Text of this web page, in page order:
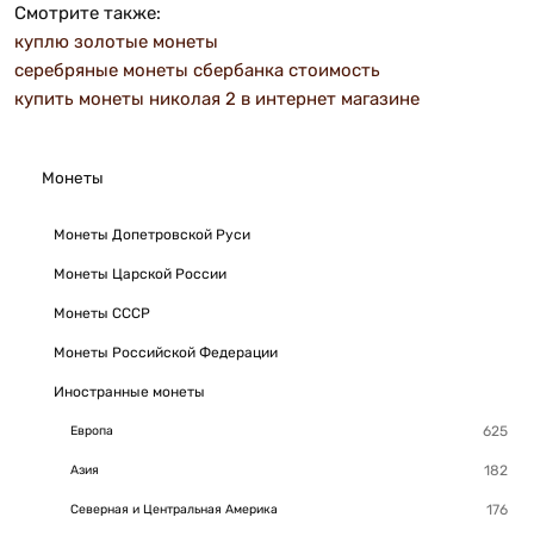
Монеты
Монеты Допетровской Руси
Монеты Царской России
Монеты СССР
Монеты Российской Федерации
Иностранные монеты
Европа
Азия
Северная и Центральная Америка
Смотрите также:
куплю золотые монеты
серебряные монеты сбербанка стоимость
купить монеты николая 2 в интернет магазине